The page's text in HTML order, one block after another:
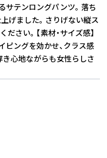
サテンロングパンツ。 落ち
げました。 さりげない縦ス
さい。 【素材・サイズ感】
ングを効かせ、クラス感
心地ながらも女性らしさ